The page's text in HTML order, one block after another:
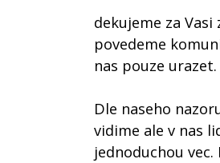
dekujeme za
povedeme
nas pouze urazet.
Dle naseho
vidime ale v nas
jednoduchou